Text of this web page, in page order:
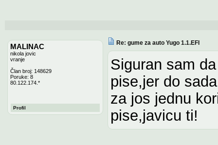
MALINAC
nikola jovic
vranje
Član broj: 148629
Poruke: 8
80.122.174.*
Profil
Re: gume za auto Yugo 1.1.EFI
Siguran sam
pise,jer do
za jos jednu
pise,javicu ti!